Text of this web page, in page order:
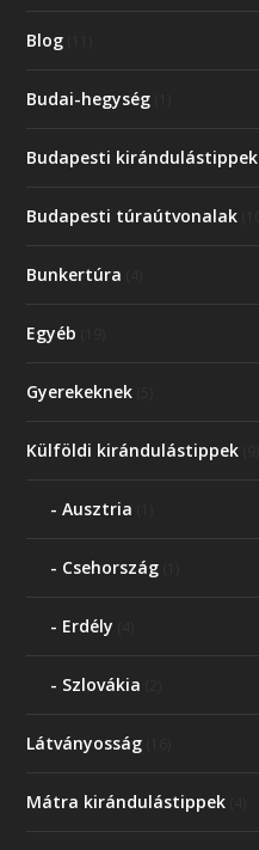
Blog
Budai-hegység
Budapesti kirándulástippek
Budapesti túraútvonalak
Bunkertúra
Egyéb
Gyerekeknek
Külföldi kirándulástippek
Ausztria
Csehország
Erdély
Szlovákia
Látványosság
Mátra kirándulástippek